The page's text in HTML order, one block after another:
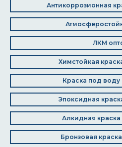
Антикоррозионная
ЛКМ
Химстойкая
Краска под воду
Эпоксидная
Алкидная
Бронзовая